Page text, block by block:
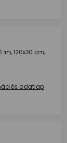
lm, 120x30 cm,
adatlap